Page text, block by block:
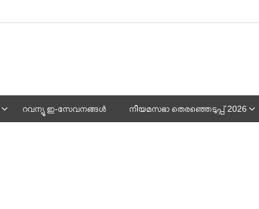
റവന്യൂ ഇ-സേവനങ്ങൾ നിയമസഭാ തെരഞ്ഞെടുപ്പ് 2026